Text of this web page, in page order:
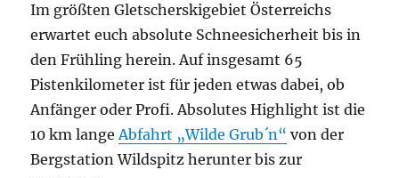
Im größten Gletscherskigebiet Österreichs
erwartet euch absolute Schneesicherheit bis in
den Frühling herein. Auf insgesamt 65
Pistenkilometer ist für jeden etwas dabei, ob
Anfänger oder Profi. Absolutes Highlight ist die
10 km langeAbfahrt „Wilde Grub´n“ von der
Bergstation Wildspitz herunter bis zur